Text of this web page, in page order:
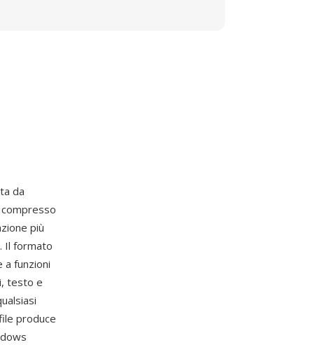
da
più
Il formato
funzioni
testo e
produce